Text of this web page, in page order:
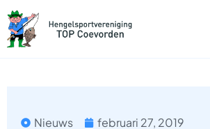
Nieuws februari 27, 2019